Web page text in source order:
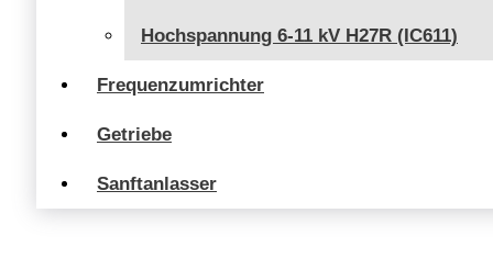
Hochspannung 6-11 kV H27R (IC611)
Frequenzumrichter
Getriebe
Sanftanlasser